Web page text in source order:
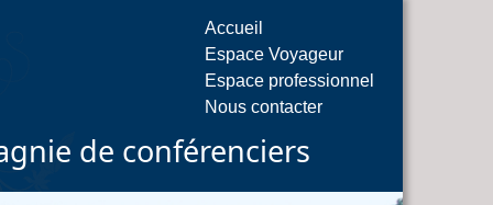
Accueil
Espace Voyageur
Espace professionnel
Nous contacter
de conférenciers